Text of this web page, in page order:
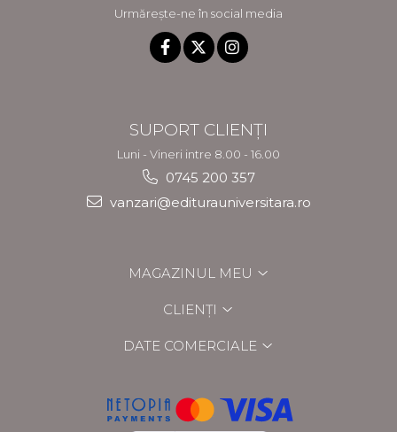
Urmărește-ne în social media
SUPORT CLIENȚI
Luni - Vineri intre 8.00 - 16.00
0745 200 357
vanzari@editurauniversitara.ro
MAGAZINUL MEU
CLIENȚI
DATE COMERCIALE